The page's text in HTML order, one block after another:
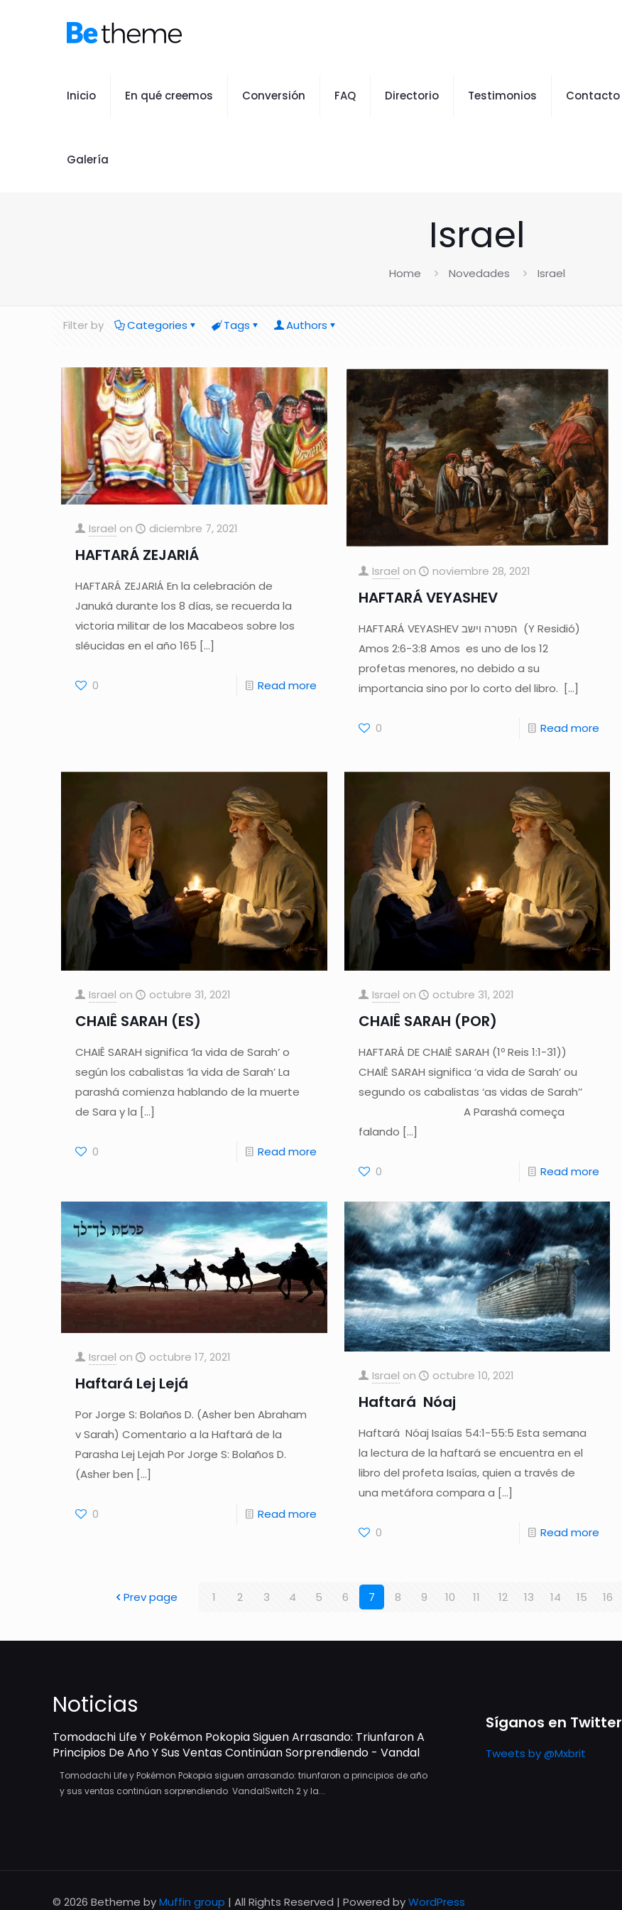
Inicio En qué creemos Conversión FAQ Directorio Testimonios Contacto
Galería
Israel
Home Novedades Israel
Filter by Categories Tags Authors
Israel on diciembre 7, 2021
HAFTARÁ ZEJARIÁ
HAFTARÁ ZEJARIÁ En la celebración de
Januká durante los 8 días, se recuerda la
victoria militar de los Macabeos sobre los
sléucidas en el año 165 […]
0 Read more
Israel on noviembre 28, 2021
HAFTARÁ VEYASHEV
HAFTARÁ VEYASHEV הפטרה וישב (Y Residió)
Amos 2:6-3:8 Amos es uno de los 12
profetas menores, no debido a su
importancia sino por lo corto del libro. […]
0 Read more
Israel on octubre 31, 2021
CHAIÊ SARAH (ES)
CHAIÊ SARAH significa ‘la vida de Sarah’ o
según los cabalistas ‘la vida de Sarah’ La
parashá comienza hablando de la muerte
de Sara y la […]
0 Read more
Israel on octubre 31, 2021
CHAIÊ SARAH (POR)
HAFTARÁ DE CHAIÊ SARAH (1º Reis 1:1-31))
CHAIÊ SARAH significa ‘a vida de Sarah’ ou
segundo os cabalistas ‘as vidas de Sarah’’
A Parashá começa
falando […]
0 Read more
Israel on octubre 17, 2021
Haftará Lej Lejá
Por Jorge S: Bolaños D. (Asher ben Abraham
v Sarah) Comentario a la Haftará de la
Parasha Lej Lejah Por Jorge S: Bolaños D.
(Asher ben […]
0 Read more
Israel on octubre 10, 2021
Haftará Nóaj
Haftará Nóaj Isaías 54:1-55:5 Esta semana
la lectura de la haftará se encuentra en el
libro del profeta Isaías, quien a través de
una metáfora compara a […]
0 Read more
Prev page 1 2 3 4 5 6 7 8 9 10 11 12 13 14 15 16
Noticias
Tomodachi Life Y Pokémon Pokopia Siguen Arrasando: Triunfaron A
Principios De Año Y Sus Ventas Continúan Sorprendiendo - Vandal
Tomodachi Life y Pokémon Pokopia siguen arrasando: triunfaron a principios de año
y sus ventas continúan sorprendiendo VandalSwitch 2 y la...
Síganos en Twitter
Tweets by @Mxbrit
© 2026 Betheme byMuffin group | All Rights Reserved | Powered byWordPress